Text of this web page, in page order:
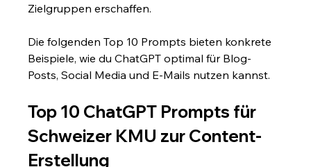
Zielgruppen erschaffen.
Die folgenden Top 10 Prompts bieten konkrete
Beispiele, wie du ChatGPT optimal für Blog-
Posts, Social Media und E-Mails nutzen kannst.
Top 10 ChatGPT Prompts für
Schweizer KMU zur Content-
Erstellung